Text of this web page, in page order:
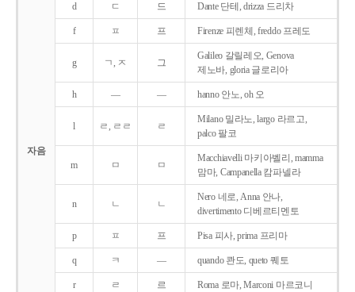
자음
d ㄷ 드 Dante 단테, drizza 드리차
f ㅍ 프 Firenze 피렌체, freddo 프레도
g ㄱ, ㅈ 그
Galileo 갈릴레오, Genova
제노바, gloria 글로리아
h ― ― hanno 안노, oh 오
l ㄹ, ㄹㄹ ㄹ
Milano 밀라노, largo 라르고,
palco 팔코
m ㅁ ㅁ
Macchiavelli 마키아벨리, mamma
맘마, Campanella 캄파넬라
n ㄴ ㄴ
Nero 네로, Anna 안나,
divertimento 디베르티멘토
p ㅍ 프 Pisa 피사, prima 프리마
q ㅋ ― quando 콴도, queto 퀘토
r ㄹ 르 Roma 로마, Marconi 마르코니